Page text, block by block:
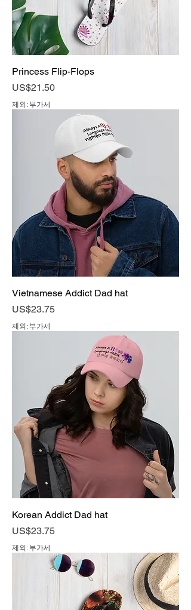
Princess Flip-Flops
가격
US$21.50
제외: 부가세
Vietnamese Addict Dad hat
가격
US$23.75
제외: 부가세
Korean Addict Dad hat
가격
US$23.75
제외: 부가세